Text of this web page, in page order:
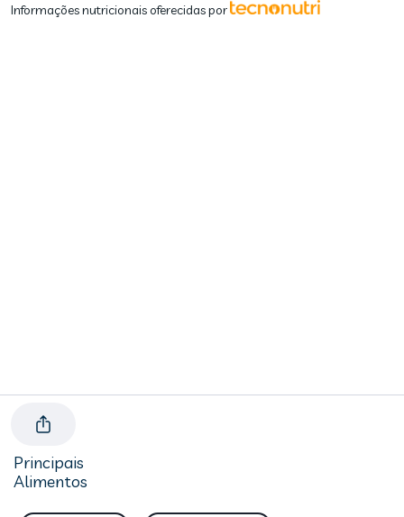
Informações nutricionais oferecidas por
Principais
Alimentos